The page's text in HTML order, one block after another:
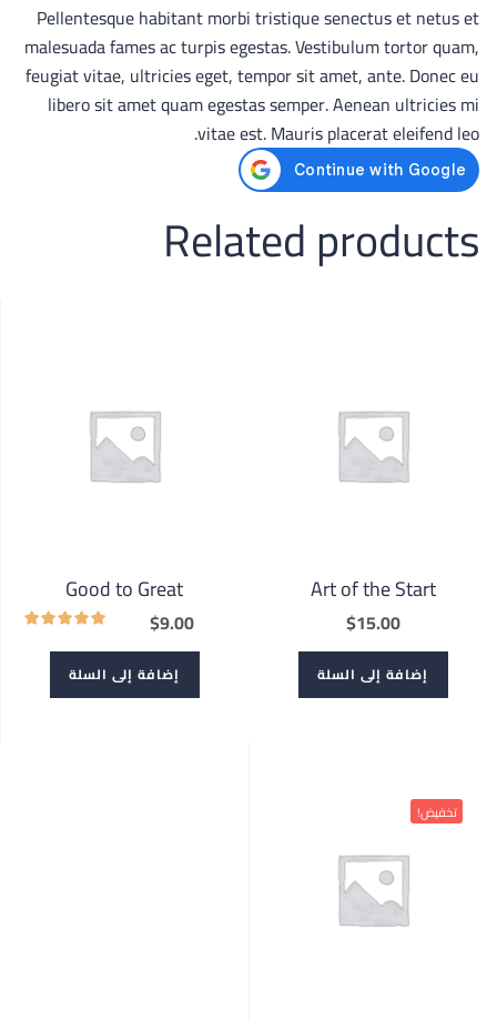
Pellentesque habitant morbi tristique senectus et netus et
malesuada fames ac turpis egestas. Vestibulum tortor quam,
feugiat vitae, ultricies eget, tempor sit amet, ante. Donec eu
libero sit amet quam egestas semper. Aenean ultricies mi
vitae est. Mauris placerat eleifend leo.
Related products
Art of the Start
$15.00
إضافة إلى السلة
Good to Great
$9.00
إضافة إلى السلة
تخفيض!